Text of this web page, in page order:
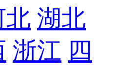
北 湖北
浙江 四